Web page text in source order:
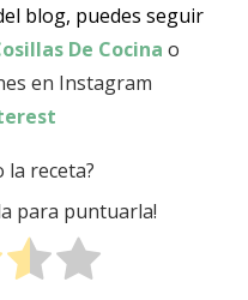
blog, puedes seguir
De Cocina o
en Instagram
la receta?
para puntuarla!